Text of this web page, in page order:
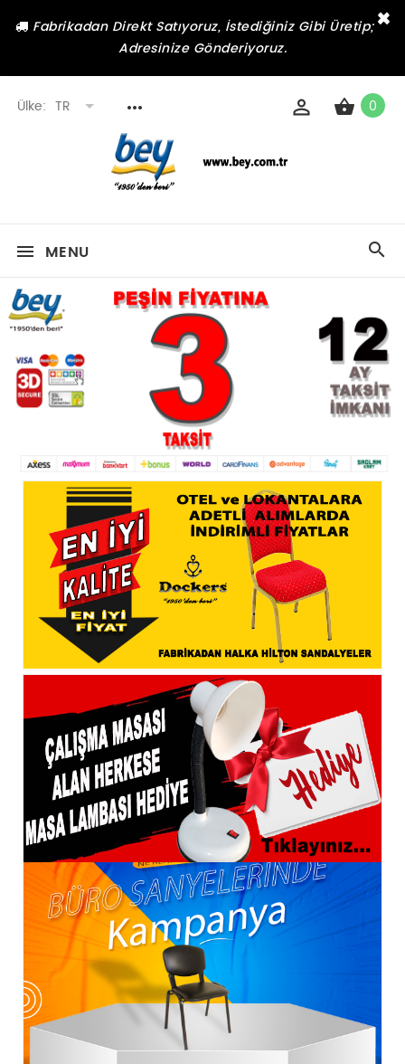
×
Fabrikadan Direkt Satıyoruz, İstediğiniz Gibi Üretip;
Adresinize Gönderiyoruz.
Ülke: TR 0
MENU